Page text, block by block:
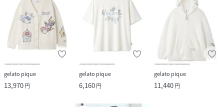
gelato pique
13,970円
gelato pique
6,160円
gelato pique
11,440円